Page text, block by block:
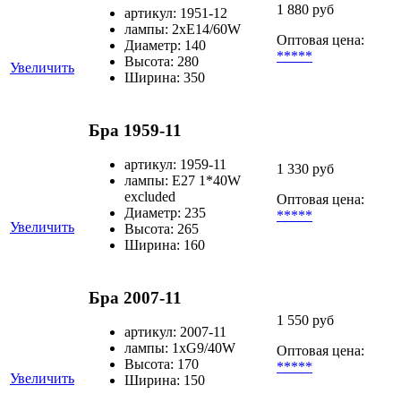
Увеличить
артикул: 1951-12
лампы: 2хЕ14/60W
Диаметр: 140
Высота: 280
Ширина: 350
1 880 руб
Оптовая цена:
*****
Увеличить
Бра 1959-11
артикул: 1959-11
лампы: E27 1*40W
excluded
Диаметр: 235
Высота: 265
Ширина: 160
1 330 руб
Оптовая цена:
*****
Увеличить
Бра 2007-11
артикул: 2007-11
лампы: 1хG9/40W
Высота: 170
Ширина: 150
1 550 руб
Оптовая цена:
*****